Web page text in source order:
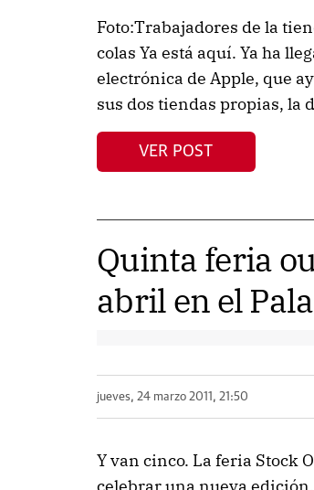
Foto:Trabajadores de la
colas Ya está aquí. Ya ha
electrónica de Apple, que
sus dos tiendas propias, la
VER POST
Quinta feria
abril en el
jueves, 24 marzo 2011, 21:50
Y van cinco. La feria Stock